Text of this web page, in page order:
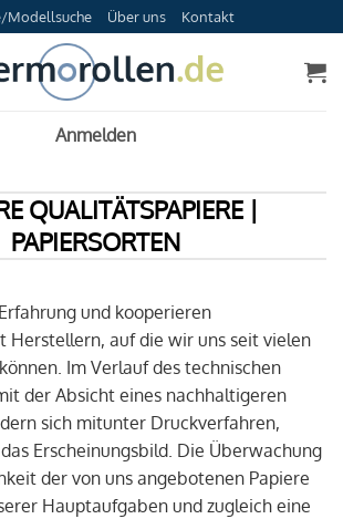
Modellsuche Über uns Kontakt
Anmelden
QUALITÄTSPAPIERE |
PAPIERSORTEN
und kooperieren
Herstellern, auf die wir uns seit vielen
Im Verlauf des technischen
der Absicht eines nachhaltigeren
sich mitunter Druckverfahren,
Erscheinungsbild. Die Überwachung
der von uns angebotenen Papiere
Hauptaufgaben und zugleich eine